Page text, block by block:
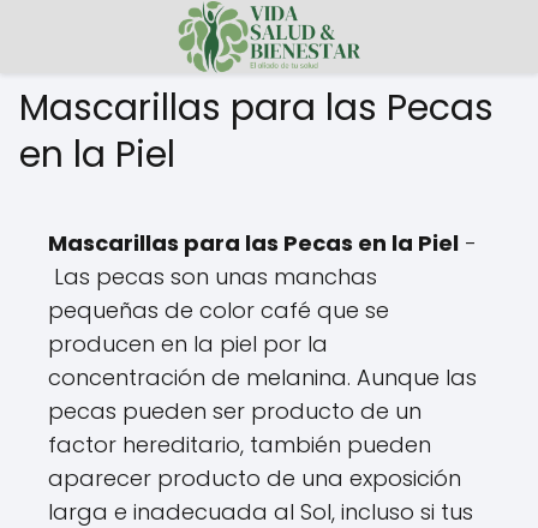
Mascarillas para las Pecas
en la Piel
Mascarillas para las Pecas en la Piel -
Las pecas son unas manchas
pequeñas de color café que se
producen en la piel por la
concentración de melanina. Aunque las
pecas pueden ser producto de un
factor hereditario, también pueden
aparecer producto de una exposición
larga e inadecuada al Sol, incluso si tus